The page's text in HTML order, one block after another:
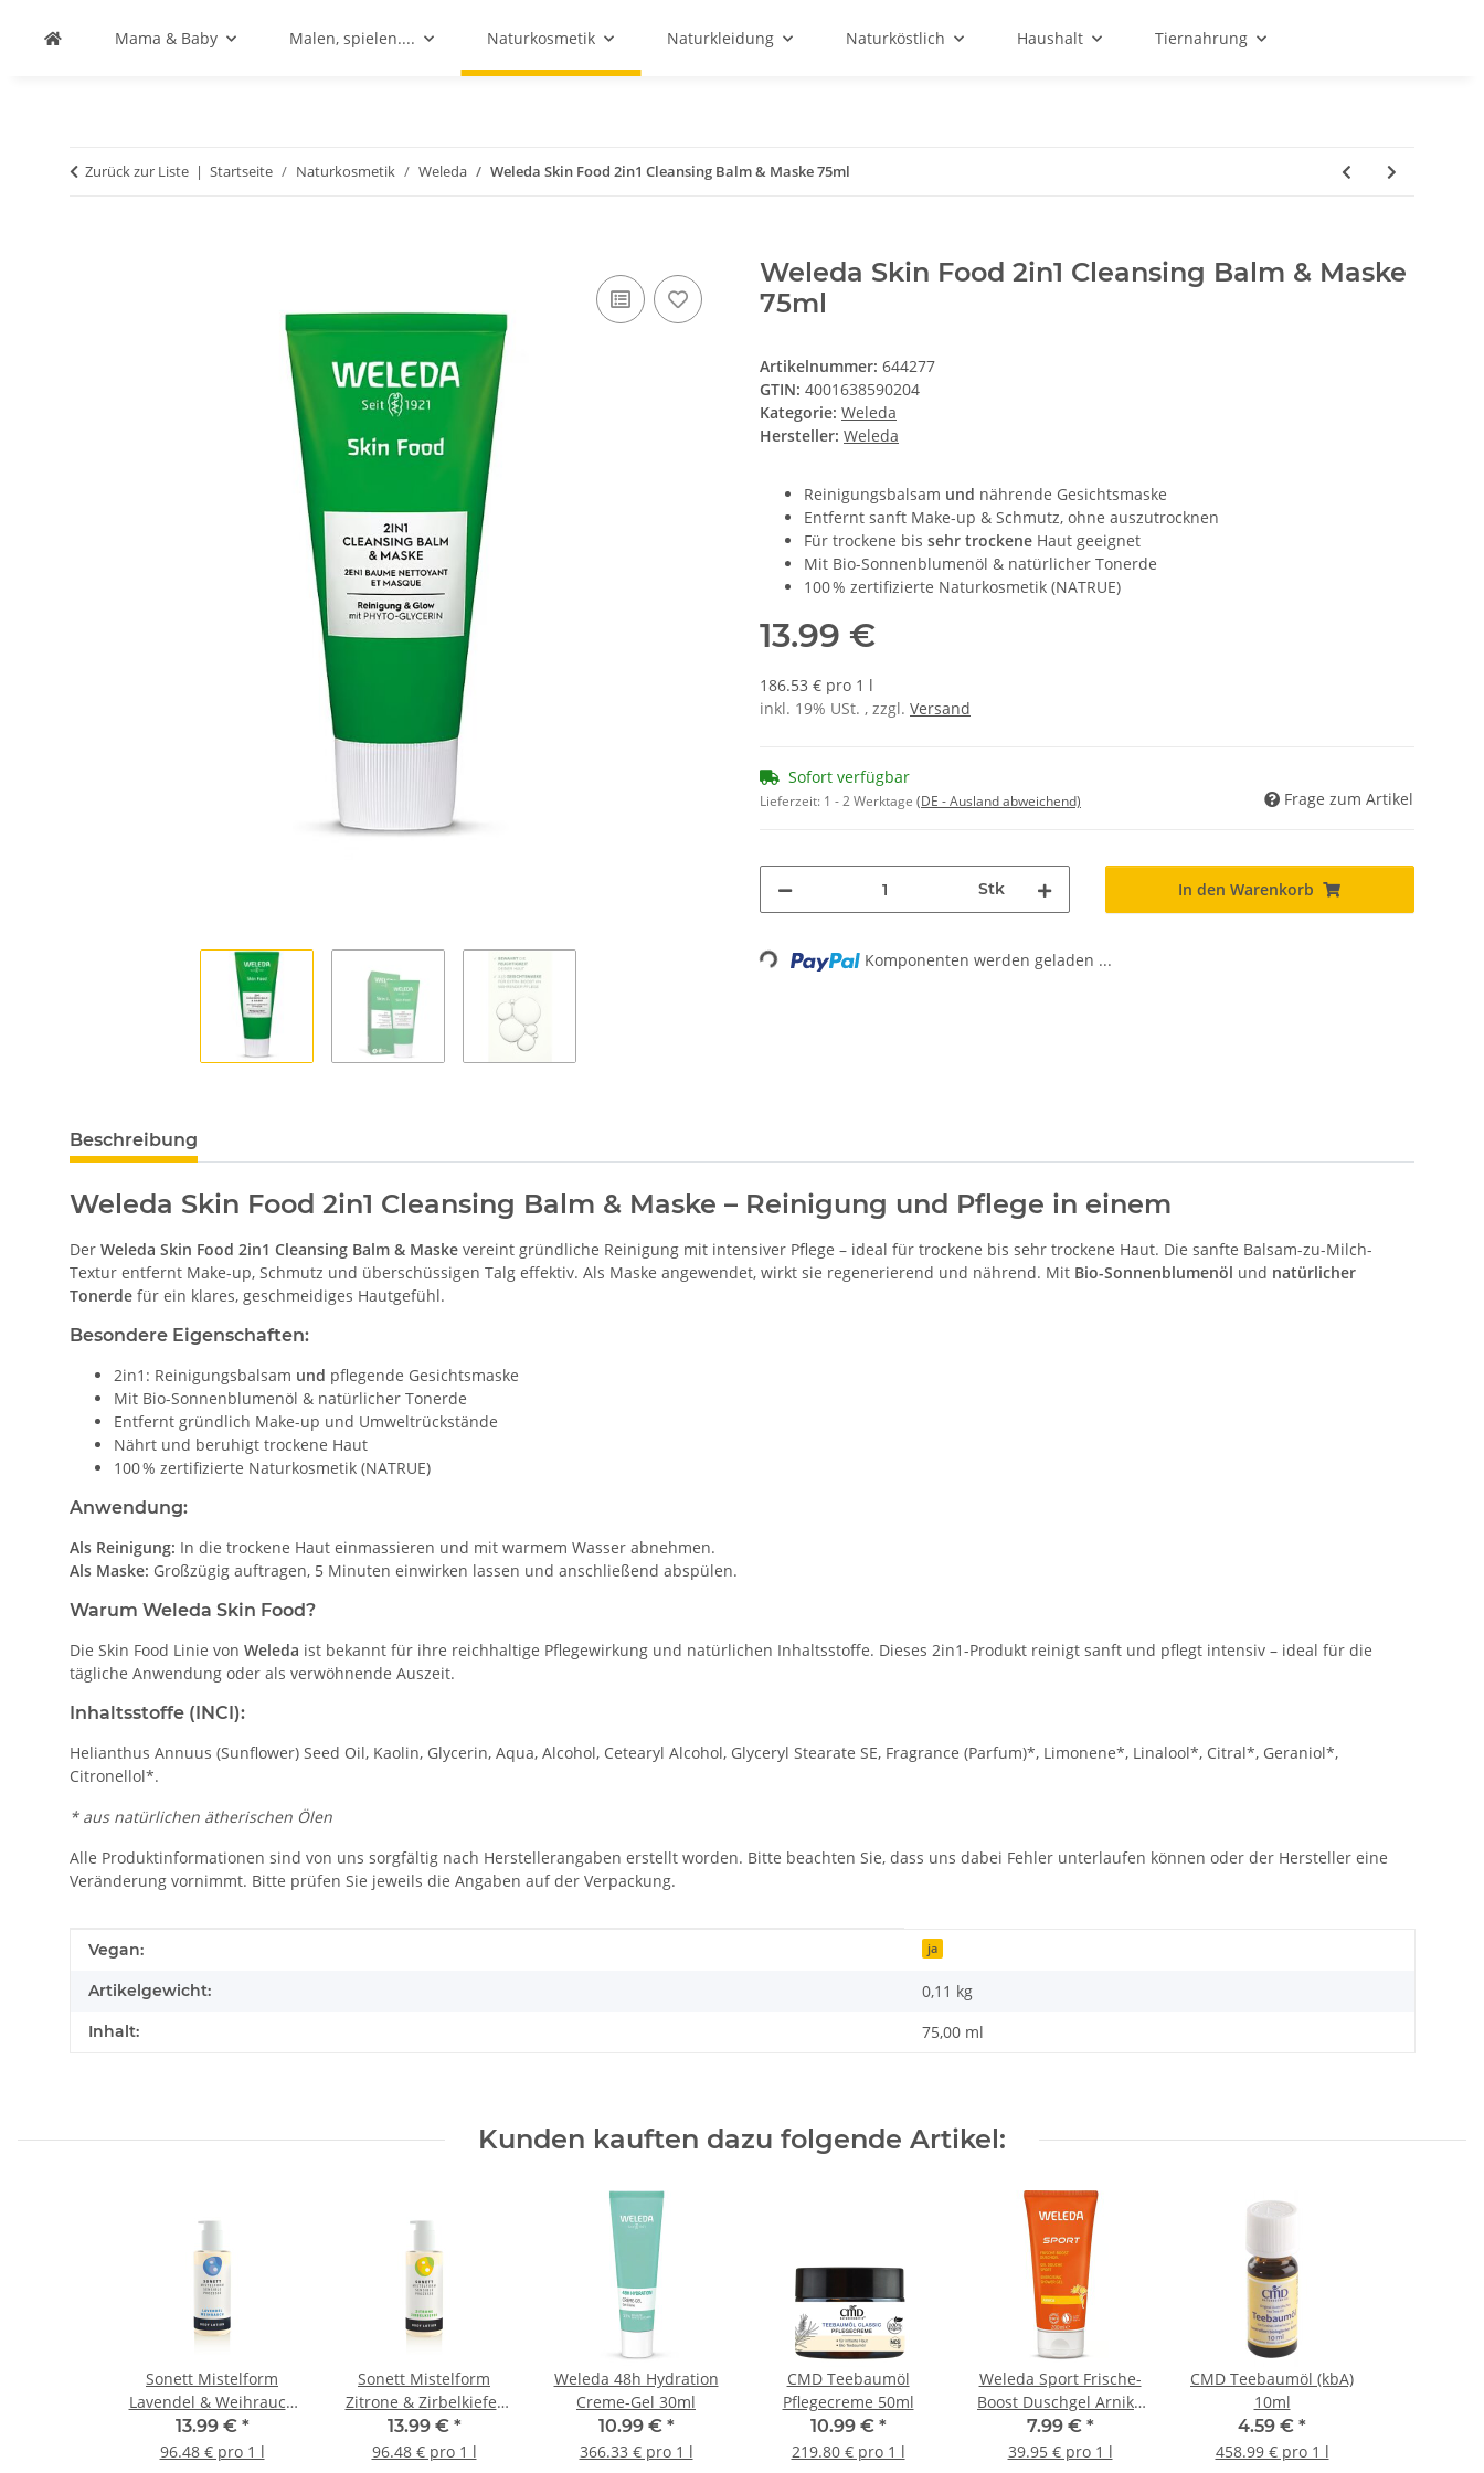
Mama & Baby Malen, spielen.... Naturkosmetik Naturkleidung Naturköstlich Haushalt Tiernahrung
Zurück zur Liste Startseite Naturkosmetik Weleda Weleda Skin Food 2in1 Cleansing Balm & Maske 75ml
Weleda Skin Food 2in1 Cleansing Balm & Maske
75ml
Artikelnummer: 644277
GTIN: 4001638590204
Kategorie: Weleda
Hersteller: Weleda
Reinigungsbalsam und nährende Gesichtsmaske
Entfernt sanft Make-up & Schmutz, ohne auszutrocknen
Für trockene bis sehr trockene Haut geeignet
Mit Bio-Sonnenblumenöl & natürlicher Tonerde
100 % zertifizierte Naturkosmetik (NATRUE)
13.99 €
186.53 € pro 1 l
inkl. 19% USt. , zzgl. Versand
Sofort verfügbar
Lieferzeit: 1 - 2 Werktage (DE - Ausland abweichend) Frage zum Artikel
Stk In den Warenkorb
Loading... Komponenten werden geladen ...
Beschreibung
Weleda Skin Food 2in1 Cleansing Balm & Maske – Reinigung und Pflege in einem
Der Weleda Skin Food 2in1 Cleansing Balm & Maske vereint gründliche Reinigung mit intensiver Pflege – ideal für trockene bis sehr trockene Haut. Die sanfte Balsam-zu-Milch-
Textur entfernt Make-up, Schmutz und überschüssigen Talg effektiv. Als Maske angewendet, wirkt sie regenerierend und nährend. Mit Bio-Sonnenblumenöl und natürlicher
Tonerde für ein klares, geschmeidiges Hautgefühl.
Besondere Eigenschaften:
2in1: Reinigungsbalsam und pflegende Gesichtsmaske
Mit Bio-Sonnenblumenöl & natürlicher Tonerde
Entfernt gründlich Make-up und Umweltrückstände
Nährt und beruhigt trockene Haut
100 % zertifizierte Naturkosmetik (NATRUE)
Anwendung:
Als Reinigung: In die trockene Haut einmassieren und mit warmem Wasser abnehmen.
Als Maske: Großzügig auftragen, 5 Minuten einwirken lassen und anschließend abspülen.
Warum Weleda Skin Food?
Die Skin Food Linie von Weleda ist bekannt für ihre reichhaltige Pflegewirkung und natürlichen Inhaltsstoffe. Dieses 2in1-Produkt reinigt sanft und pflegt intensiv – ideal für die
tägliche Anwendung oder als verwöhnende Auszeit.
Inhaltsstoffe (INCI):
Helianthus Annuus (Sunflower) Seed Oil, Kaolin, Glycerin, Aqua, Alcohol, Cetearyl Alcohol, Glyceryl Stearate SE, Fragrance (Parfum)*, Limonene*, Linalool*, Citral*, Geraniol*,
Citronellol*.
* aus natürlichen ätherischen Ölen
Alle Produktinformationen sind von uns sorgfältig nach Herstellerangaben erstellt worden. Bitte beachten Sie, dass uns dabei Fehler unterlaufen können oder der Hersteller eine
Veränderung vornimmt. Bitte prüfen Sie jeweils die Angaben auf der Verpackung.
Produkteigenschaft
Wert
Vegan: ja
Artikelgewicht: 0,11 kg
Inhalt: 75,00 ml
Kunden kauften dazu folgende Artikel:
Sonett Mistelform
Lavendel & Weihrauch
Body Lotion 145ml
13.99 € *
96.48 € pro 1 l
Sonett Mistelform
Zitrone & Zirbelkiefer
Body Lotion 145ml
13.99 € *
96.48 € pro 1 l
Weleda 48h Hydration
Creme-Gel 30ml
10.99 € *
366.33 € pro 1 l
CMD Teebaumöl
Pflegecreme 50ml
10.99 € *
219.80 € pro 1 l
Weleda Sport Frische-
Boost Duschgel Arnika
200ml
7.99 € *
39.95 € pro 1 l
CMD Teebaumöl (kbA)
10ml
4.59 € *
458.99 € pro 1 l